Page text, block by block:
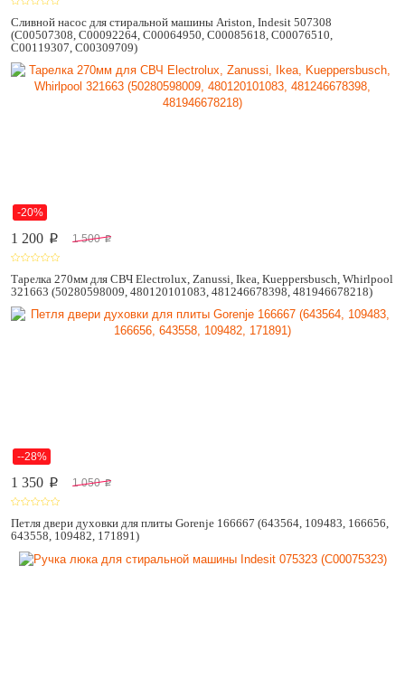
Сливной насос для стиральной машины Ariston, Indesit 507308
(C00507308, C00092264, C00064950, C00085618, C00076510,
C00119307, C00309709)
-20%
1 200 p 1 500 p
Тарелка 270мм для СВЧ Electrolux, Zanussi, Ikea, Kueppersbusch, Whirlpool
321663 (50280598009, 480120101083, 481246678398, 481946678218)
--28%
1 350 p 1 050 p
Петля двери духовки для плиты Gorenje 166667 (643564, 109483, 166656,
643558, 109482, 171891)